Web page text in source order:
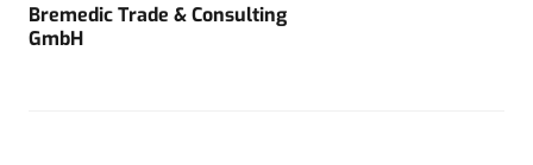
Bremedic Trade & Consulting
GmbH